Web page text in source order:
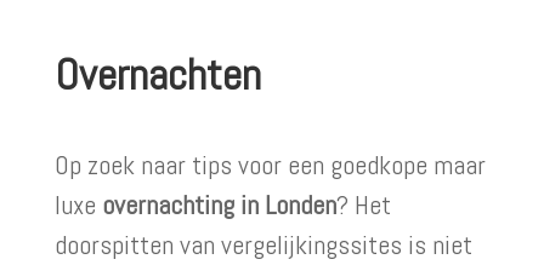
Overnachten
Op zoek naar tips voor een goedkope maar
luxe overnachting in Londen? Het
doorspitten van vergelijkingssites is niet